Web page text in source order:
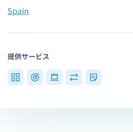
Spain
提供サービス